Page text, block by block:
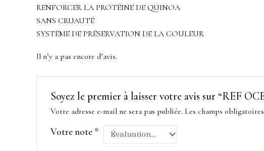
RENFORCER LA PROTÉINE DE QUINOA
SANS CRUAUTÉ
SYSTÈME DE PRÉSERVATION DE LA COULEUR
Il n’y a pas encore d’avis.
Soyez le premier à laisser votre avis sur “REF
Votre adresse e-mail ne sera pas publiée. Les champs
Votre note *